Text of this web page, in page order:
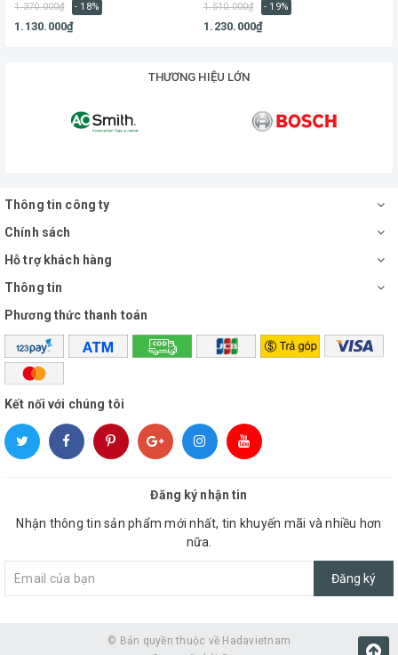
1.370.000₫ - 18%
1.130.000₫
1.510.000₫ - 19%
1.230.000₫
THƯƠNG HIỆU LỚN
Thông tin công ty
Chính sách
Hỗ trợ khách hàng
Thông tin
Phương thức thanh toán
Kết nối với chúng tôi
Đăng ký nhận tin
Nhận thông tin sản phẩm mới nhất, tin khuyến mãi và nhiều hơn
nữa.
Đăng ký
© Bản quyền thuộc về Hadavietnam